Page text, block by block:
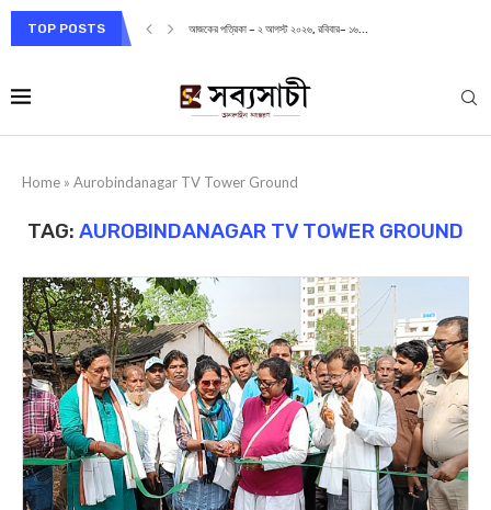
TOP POSTS আজকের পত্রিকা – ২ আগস্ট ২০২৬, রবিবার– ১৬...
Home » Aurobindanagar TV Tower Ground
TAG: AUROBINDANAGAR TV TOWER GROUND